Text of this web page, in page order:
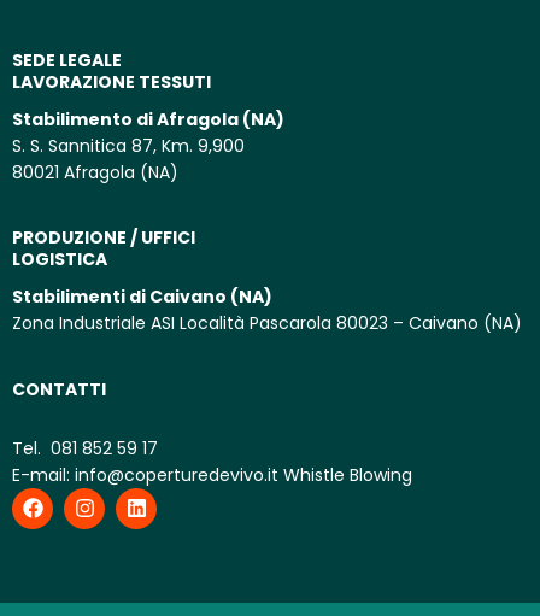
SEDE LEGALE
LAVORAZIONE TESSUTI
Stabilimento di Afragola (NA)
S. S. Sannitica 87, Km. 9,900
80021 Afragola (NA)
PRODUZIONE / UFFICI
LOGISTICA
Stabilimenti di Caivano (NA)
Zona Industriale ASI Località Pascarola 80023 – Caivano (NA)
CONTATTI
Tel. 081 852 59 17
E-mail: info@coperturedevivo.it Whistle Blowing